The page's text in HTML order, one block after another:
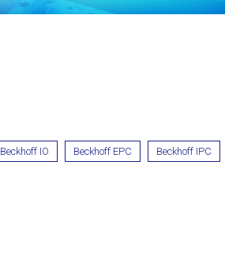
Beckhoff IO Beckhoff EPC Beckhoff IPC